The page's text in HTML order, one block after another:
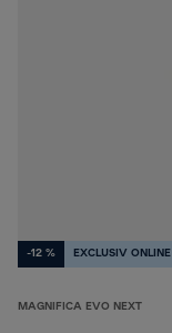
-12 % EXCLUSIV ONLINE
MAGNIFICA EVO NEXT